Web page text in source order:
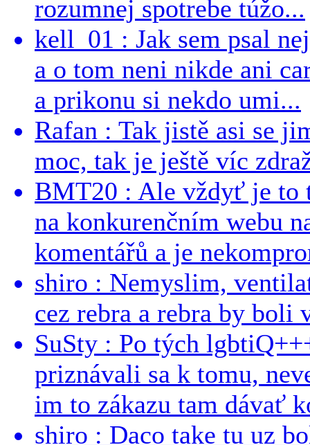
rozumnej spotrebe túžo...
kell_01 : Jak sem psal
a o tom neni nikde ani
a prikonu si nekdo umi...
Rafan : Tak jistě asi se
moc, tak je ještě víc
BMT20 : Ale vždyť je to
na konkurenčním webu
komentářů a je
shiro : Nemyslim,
cez rebra a rebra by boli
SuSty : Po tých
priznávali sa k tomu,
im to zákazu tam dávať
shiro : Daco take tu uz